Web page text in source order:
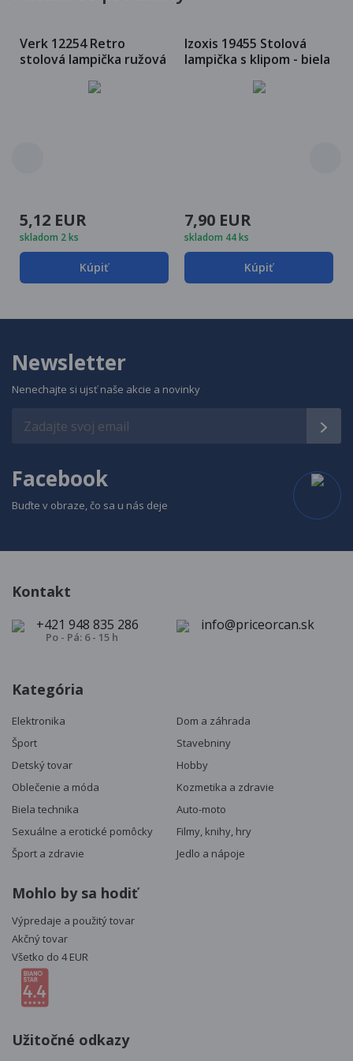
Verk 12254 Retro
stolová lampička ružová
5,12 EUR
skladom 2 ks
Kúpiť
Izoxis 19455 Stolová
lampička s klipom - biela
7,90 EUR
skladom 44 ks
Kúpiť
Newsletter
Nenechajte si ujsť naše akcie a novinky
Facebook
Buďte v obraze, čo sa u nás deje
Kontakt
+421 948 835 286
Po - Pá: 6 - 15 h
info@priceorcan.sk
Kategória
Elektronika
Dom a záhrada
Šport
Stavebniny
Detský tovar
Hobby
Oblečenie a móda
Kozmetika a zdravie
Biela technika
Auto-moto
Sexuálne a erotické pomôcky
Filmy, knihy, hry
Šport a zdravie
Jedlo a nápoje
Mohlo by sa hodiť
Výpredaje a použitý tovar
Akčný tovar
Všetko do 4 EUR
Užitočné odkazy